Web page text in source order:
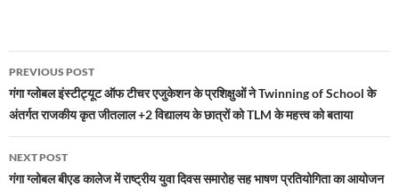
Post
navigation
PREVIOUS POST
गंगा ग्लोबल इंस्टीट्यूट ऑफ टीचर एजुकेशन के प्रशिक्षुओं ने Twinning of School के
अंतर्गत राजकीय कृत जीतलाल +2 विद्यालय के छात्रों को TLM के महत्त्व को बताया
NEXT POST
गंगा ग्लोबल बीएड कालेज में राष्ट्रीय युवा दिवस समारोह सह भाषण प्रतियोगिता का आयोजन